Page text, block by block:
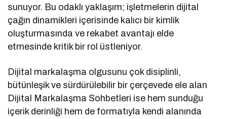
sunuyor. Bu odaklı yaklaşım; işletmelerin dijital
çağın dinamikleri içerisinde kalıcı bir kimlik
oluşturmasında ve rekabet avantajı elde
etmesinde kritik bir rol üstleniyor.
Dijital markalaşma olgusunu çok disiplinli,
bütünleşik ve sürdürülebilir bir çerçevede ele alan
Dijital Markalaşma Sohbetleri ise hem sunduğu
içerik derinliği hem de formatıyla kendi alanında